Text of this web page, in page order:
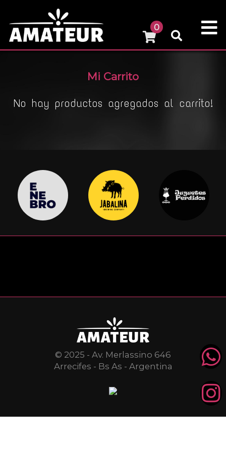
0
Mi Carrito
No hay productos agregados al carrito!
© 2025 - Av. Merlassino 646
Arrecifes - Bs As - Argentina